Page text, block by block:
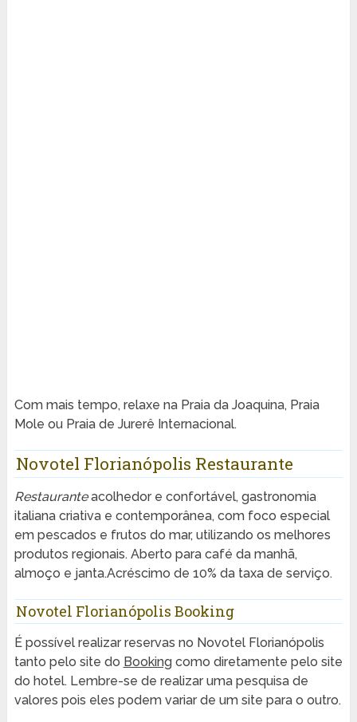
Com mais tempo, relaxe na Praia da Joaquina, Praia
Mole ou Praia de Jurerê Internacional.
Novotel Florianópolis Restaurante
Restauranteacolhedor e confortável, gastronomia
italiana criativa e contemporânea, com foco especial
em pescados e frutos do mar, utilizando os melhores
produtos regionais. Aberto para café da manhã,
almoço e janta.Acréscimo de 10% da taxa de serviço.
Novotel Florianópolis Booking
É possível realizar reservas no Novotel Florianópolis
tanto pelo site do Bookingcomo diretamente pelo site
do hotel. Lembre-se de realizar uma pesquisa de
valores pois eles podem variar de um site para o outro.